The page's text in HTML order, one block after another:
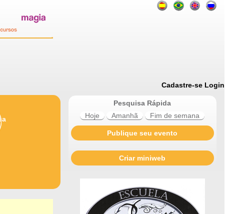
Cadastre-se Login
Pesquisa Rápida
Hoje
Amanhã Fim de semana
Publique seu evento
Criar miniweb